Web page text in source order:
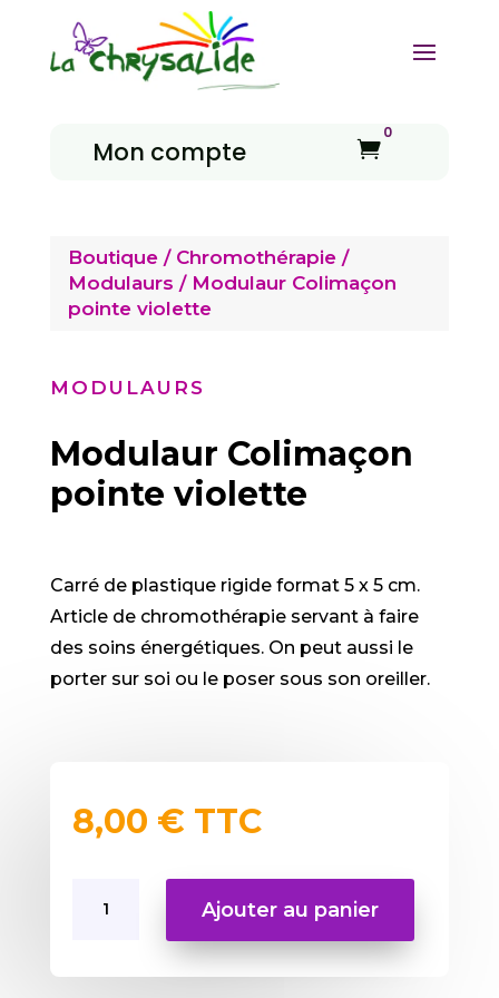
Mon compte 
0
Boutique/ Chromothérapie/
Modulaurs / Modulaur Colimaçon
pointe violette
MODULAURS
Modulaur Colimaçon
pointe violette
Carré de plastique rigide format 5 x 5 cm.
Article de chromothérapie servant à faire
des soins énergétiques. On peut aussi le
porter sur soi ou le poser sous son oreiller.
8,00 € TTC
Ajouter au panier